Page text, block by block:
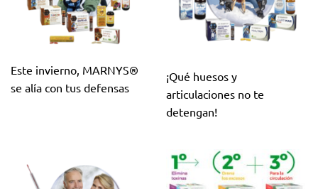
Este invierno, MARNYS®
se alía con tus defensas
¡Qué huesos y
articulaciones no te
detengan!